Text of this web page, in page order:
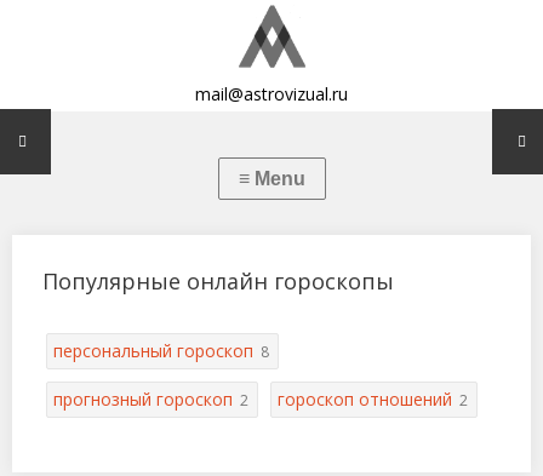
mail@astrovizual.ru
Популярные онлайн гороскопы
персональный гороскоп 8
прогнозный гороскоп 2 гороскоп отношений 2